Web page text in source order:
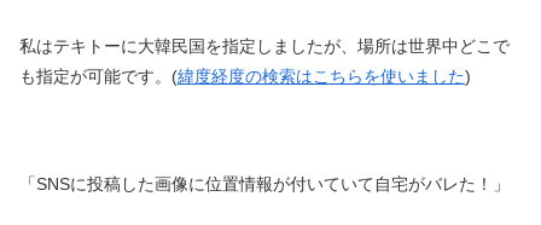
私はテキトーに大韓民国を指定しましたが、場所は世界中どこで
も指定が可能です。(緯度経度の検索はこちらを使いました)
「SNSに投稿した画像に位置情報が付いていて自宅がバレた！」